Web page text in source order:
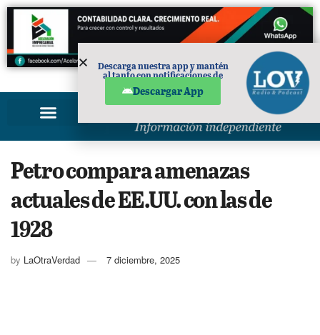
PUBLICIDAD
Petro compara amenazas
actuales de EE.UU. con las de
1928
by LaOtraVerdad 7 diciembre, 2025
Descarga nuestra app y mantén
al tanto con notificaciones de
Descargar App